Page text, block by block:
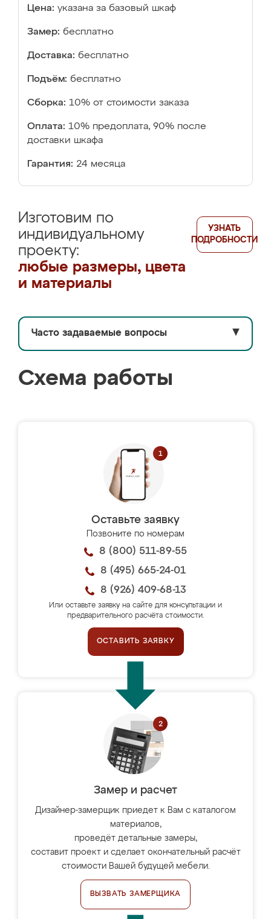
Цена: указана за базовый шкаф
Замер: бесплатно
Доставка: бесплатно
Подъём: бесплатно
Сборка: 10% от стоимости заказа
Оплата: 10% предоплата, 90% после
доставки шкафа
Гарантия: 24 месяца
Изготовим по
индивидуальному
проекту:
любые размеры, цвета
и материалы
УЗНАТЬ
ПОДРОБНОСТИ
Часто задаваемые вопросы ▼
Схема работы
Оставьте заявку
Позвоните по номерам
8 (800) 511-89-55
8 (495) 665-24-01
8 (926) 409-68-13
Или оставьте заявку на сайте для консультации и
предварительного расчёта стоимости.
ОСТАВИТЬ ЗАЯВКУ
Замер и расчет
Дизайнер-замерщик приедет к Вам с каталогом
материалов,
проведёт детальные замеры,
составит проект и сделает окончательный расчёт
стоимости Вашей будущей мебели.
ВЫЗВАТЬ ЗАМЕРЩИКА